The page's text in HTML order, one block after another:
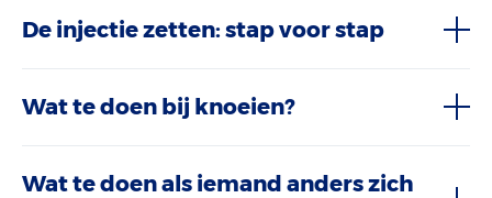
De injectie zetten: stap voor stap
Wat te doen bij knoeien?
Wat te doen als iemand anders zich